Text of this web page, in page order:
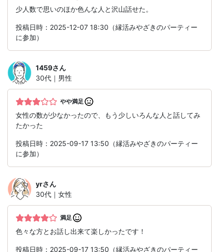
少人数で思いのほか色んな人と沢山話せた。
投稿日時：2025-12-07 18:30（縁活みやざきのパーティー
に参加）
1459さん
30代｜男性
やや満足
女性の数が少なかったので、もう少しいろんな人と話してみ
たかった
投稿日時：2025-09-17 13:50（縁活みやざきのパーティー
に参加）
yrさん
30代｜女性
満足
色々な方とお話し出来て楽しかったです！
投稿日時：2025-09-17 13:50（縁活みやざきのパーティー